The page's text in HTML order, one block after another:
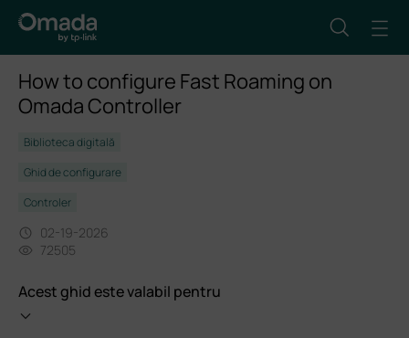
How to configure Fast Roaming on
Omada Controller
Biblioteca digitală
Ghid de configurare
Controler
02-19-2026
72505
Acest ghid este valabil pentru